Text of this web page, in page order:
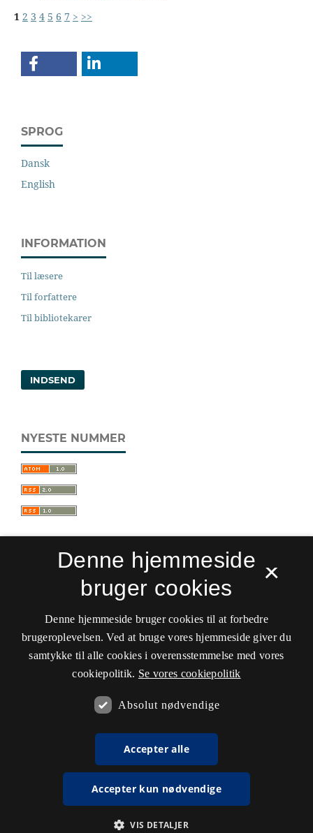
1 2 3 4 5 6 7 > >>
SPROG
Dansk
English
INFORMATION
Til læsere
Til forfattere
Til bibliotekarer
INDSEND
NYESTE NUMMER
Sprogforum. Tidsskrift for sprog- og
kulturpædagogik
ISSN 0909-9328 (Trykt)
ISSN 1399-8617 (Online)
Tilgængelighedserklæring
Det Kgl. Bibliotek
×
Denne hjemmeside
bruger cookies
Denne hjemmeside bruger cookies til at forbedre
brugeroplevelsen. Ved at bruge vores hjemmeside giver du
samtykke til alle cookies i overensstemmelse med vores
cookiepolitik. Se vores cookiepolitik
Absolut nødvendige
Accepter alle
Accepter kun nødvendige
VIS DETALJER